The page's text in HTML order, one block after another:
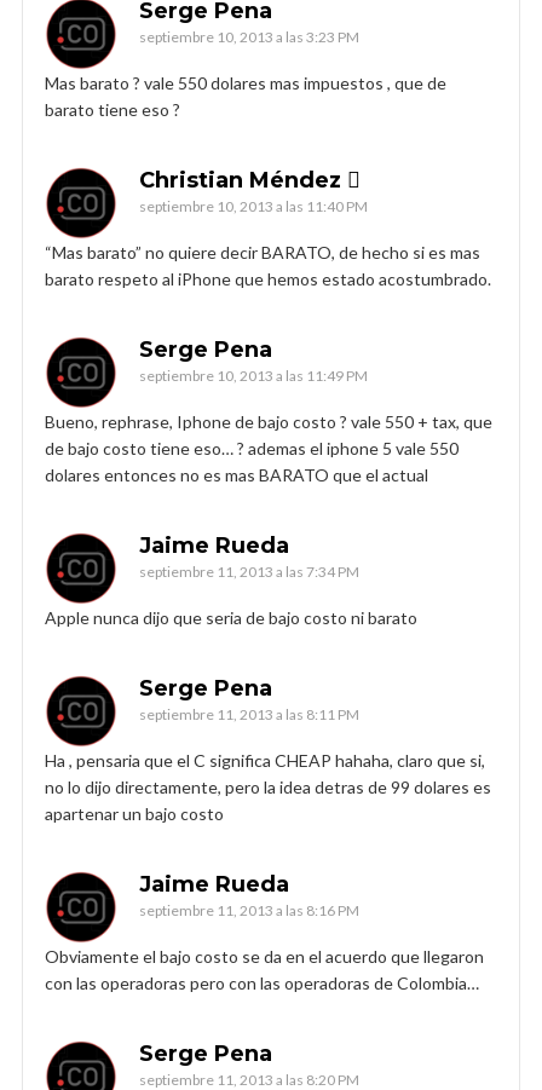
Serge Pena
septiembre 10, 2013 a las 3:23 PM
Mas barato ? vale 550 dolares mas impuestos , que de
barato tiene eso ?
Christian Méndez 
septiembre 10, 2013 a las 11:40 PM
“Mas barato” no quiere decir BARATO, de hecho si es mas
barato respeto al iPhone que hemos estado acostumbrado.
Serge Pena
septiembre 10, 2013 a las 11:49 PM
Bueno, rephrase, Iphone de bajo costo ? vale 550 + tax, que
de bajo costo tiene eso… ? ademas el iphone 5 vale 550
dolares entonces no es mas BARATO que el actual
Jaime Rueda
septiembre 11, 2013 a las 7:34 PM
Apple nunca dijo que seria de bajo costo ni barato
Serge Pena
septiembre 11, 2013 a las 8:11 PM
Ha , pensaria que el C significa CHEAP hahaha, claro que si,
no lo dijo directamente, pero la idea detras de 99 dolares es
apartenar un bajo costo
Jaime Rueda
septiembre 11, 2013 a las 8:16 PM
Obviamente el bajo costo se da en el acuerdo que llegaron
con las operadoras pero con las operadoras de Colombia…
Serge Pena
septiembre 11, 2013 a las 8:20 PM